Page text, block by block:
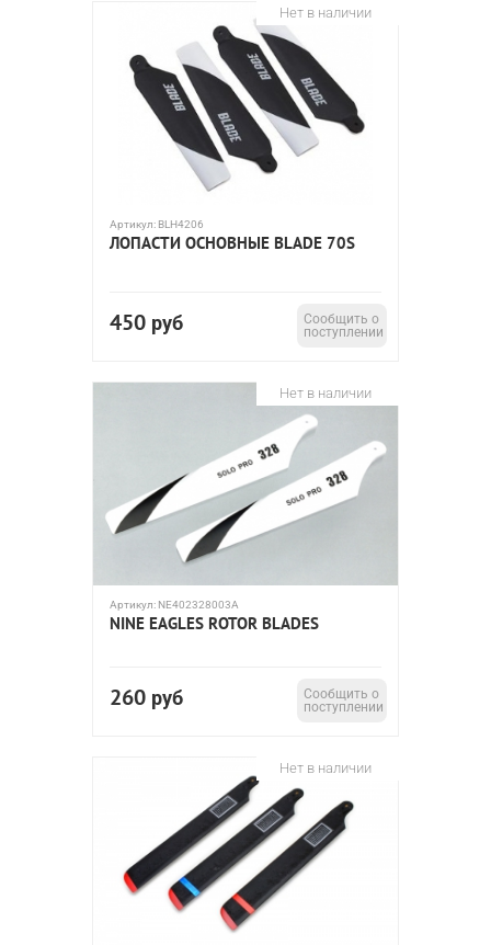
Нет в наличии
Артикул: BLH4206
ЛОПАСТИ ОСНОВНЫЕ BLADE 70S
450 руб
Сообщить о
поступлении
Нет в наличии
Артикул: NE402328003A
NINE EAGLES ROTOR BLADES
260 руб
Сообщить о
поступлении
Нет в наличии